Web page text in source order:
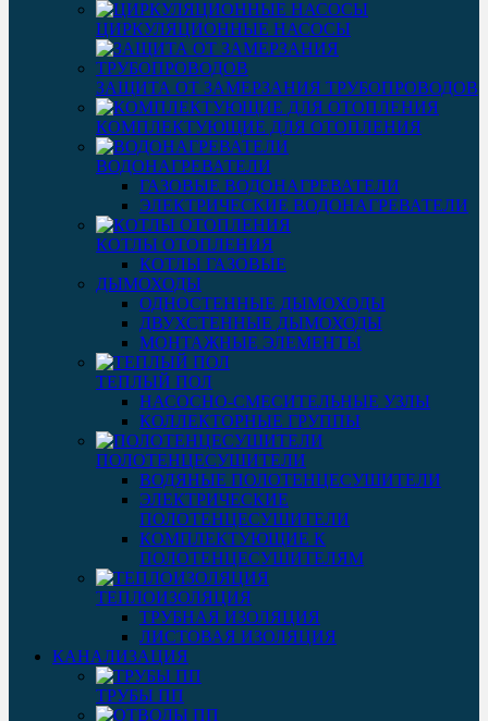
ЦИРКУЛЯЦИОННЫЕ НАСОСЫ
ЗАЩИТА ОТ ЗАМЕРЗАНИЯ ТРУБОПРОВОДОВ
КОМПЛЕКТУЮЩИЕ ДЛЯ ОТОПЛЕНИЯ
ВОДОНАГРЕВАТЕЛИ
ГАЗОВЫЕ ВОДОНАГРЕВАТЕЛИ
ЭЛЕКТРИЧЕСКИЕ ВОДОНАГРЕВАТЕЛИ
КОТЛЫ ОТОПЛЕНИЯ
КОТЛЫ ГАЗОВЫЕ
ДЫМОХОДЫ
ОДНОСТЕННЫЕ ДЫМОХОДЫ
ДВУХСТЕННЫЕ ДЫМОХОДЫ
МОНТАЖНЫЕ ЭЛЕМЕНТЫ
ТЕПЛЫЙ ПОЛ
НАСОСНО-СМЕСИТЕЛЬНЫЕ УЗЛЫ
КОЛЛЕКТОРНЫЕ ГРУППЫ
ПОЛОТЕНЦЕСУШИТЕЛИ
ВОДЯНЫЕ ПОЛОТЕНЦЕСУШИТЕЛИ
ЭЛЕКТРИЧЕСКИЕ
ПОЛОТЕНЦЕСУШИТЕЛИ
КОМПЛЕКТУЮЩИЕ К
ПОЛОТЕНЦЕСУШИТЕЛЯМ
ТЕПЛОИЗОЛЯЦИЯ
ТРУБНАЯ ИЗОЛЯЦИЯ
ЛИСТОВАЯ ИЗОЛЯЦИЯ
КАНАЛИЗАЦИЯ
ТРУБЫ ПП